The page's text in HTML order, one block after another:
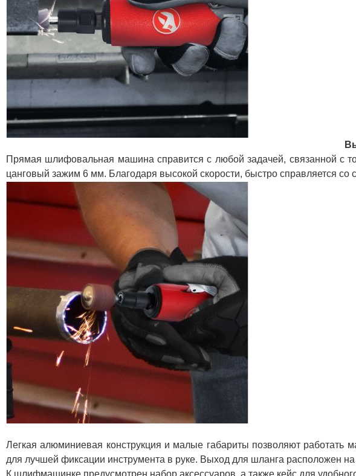
Прямая шлифовальная машина справится с любой задачей, связанной с
цанговый зажим 6 мм. Благодаря высокой скорости, быстро справляется со
Легкая алюминиевая конструкция и малые габариты позволяют работать
для лучшей фиксации инструмента в руке. Выход для шланга расположен на
К шлифмашинке предусмотрен набор аксессуаров, а также кейс для